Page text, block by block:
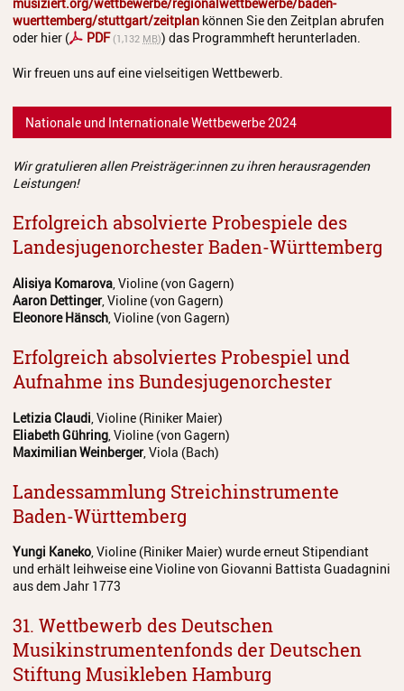
wuerttemberg/stuttgart/zeitplan können Sie den Zeitplan abrufen
oder hier (
PDF (1,132 MB)) das Programmheft herunterladen.
Wir freuen uns auf eine vielseitigen Wettbewerb.
Nationale und Internationale Wettbewerbe 2024
Wir gratulieren allen Preisträger:innen zu ihren herausragenden
Leistungen!
Erfolgreich absolvierte Probespiele des
Landesjugenorchester Baden-Württemberg
Alisiya Komarova, Violine (von Gagern)
Aaron Dettinger, Violine (von Gagern)
Eleonore Hänsch, Violine (von Gagern)
Erfolgreich absolviertes Probespiel und
Aufnahme ins Bundesjugenorchester
LetiziaClaudi , Violine (Riniker Maier)
Eliabeth Gühring , Violine (von Gagern)
Maximilian Weinberger, Viola (Bach)
Landessammlung Streichinstrumente
Baden-Württemberg
Yungi Kaneko, Violine (Riniker Maier) wurde erneut Stipendiant
und erhält leihweise eine Violine von Giovanni Battista Guadagnini
aus dem Jahr 1773
31. Wettbewerb des Deutschen
Musikinstrumentenfonds der Deutschen
Stiftung Musikleben Hamburg